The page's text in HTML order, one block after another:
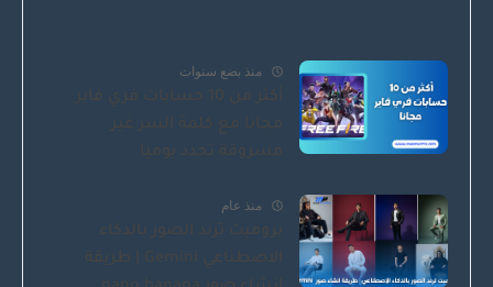
منذ بضع سنوات
أكثر من 10 حسابات فري فاير
مجانا مع كلمة السر غير
مسروقة تجدد يوميا
منذ عام
برومبت ترند الصور بالذكاء
الاصطناعي Gemini | طريقة